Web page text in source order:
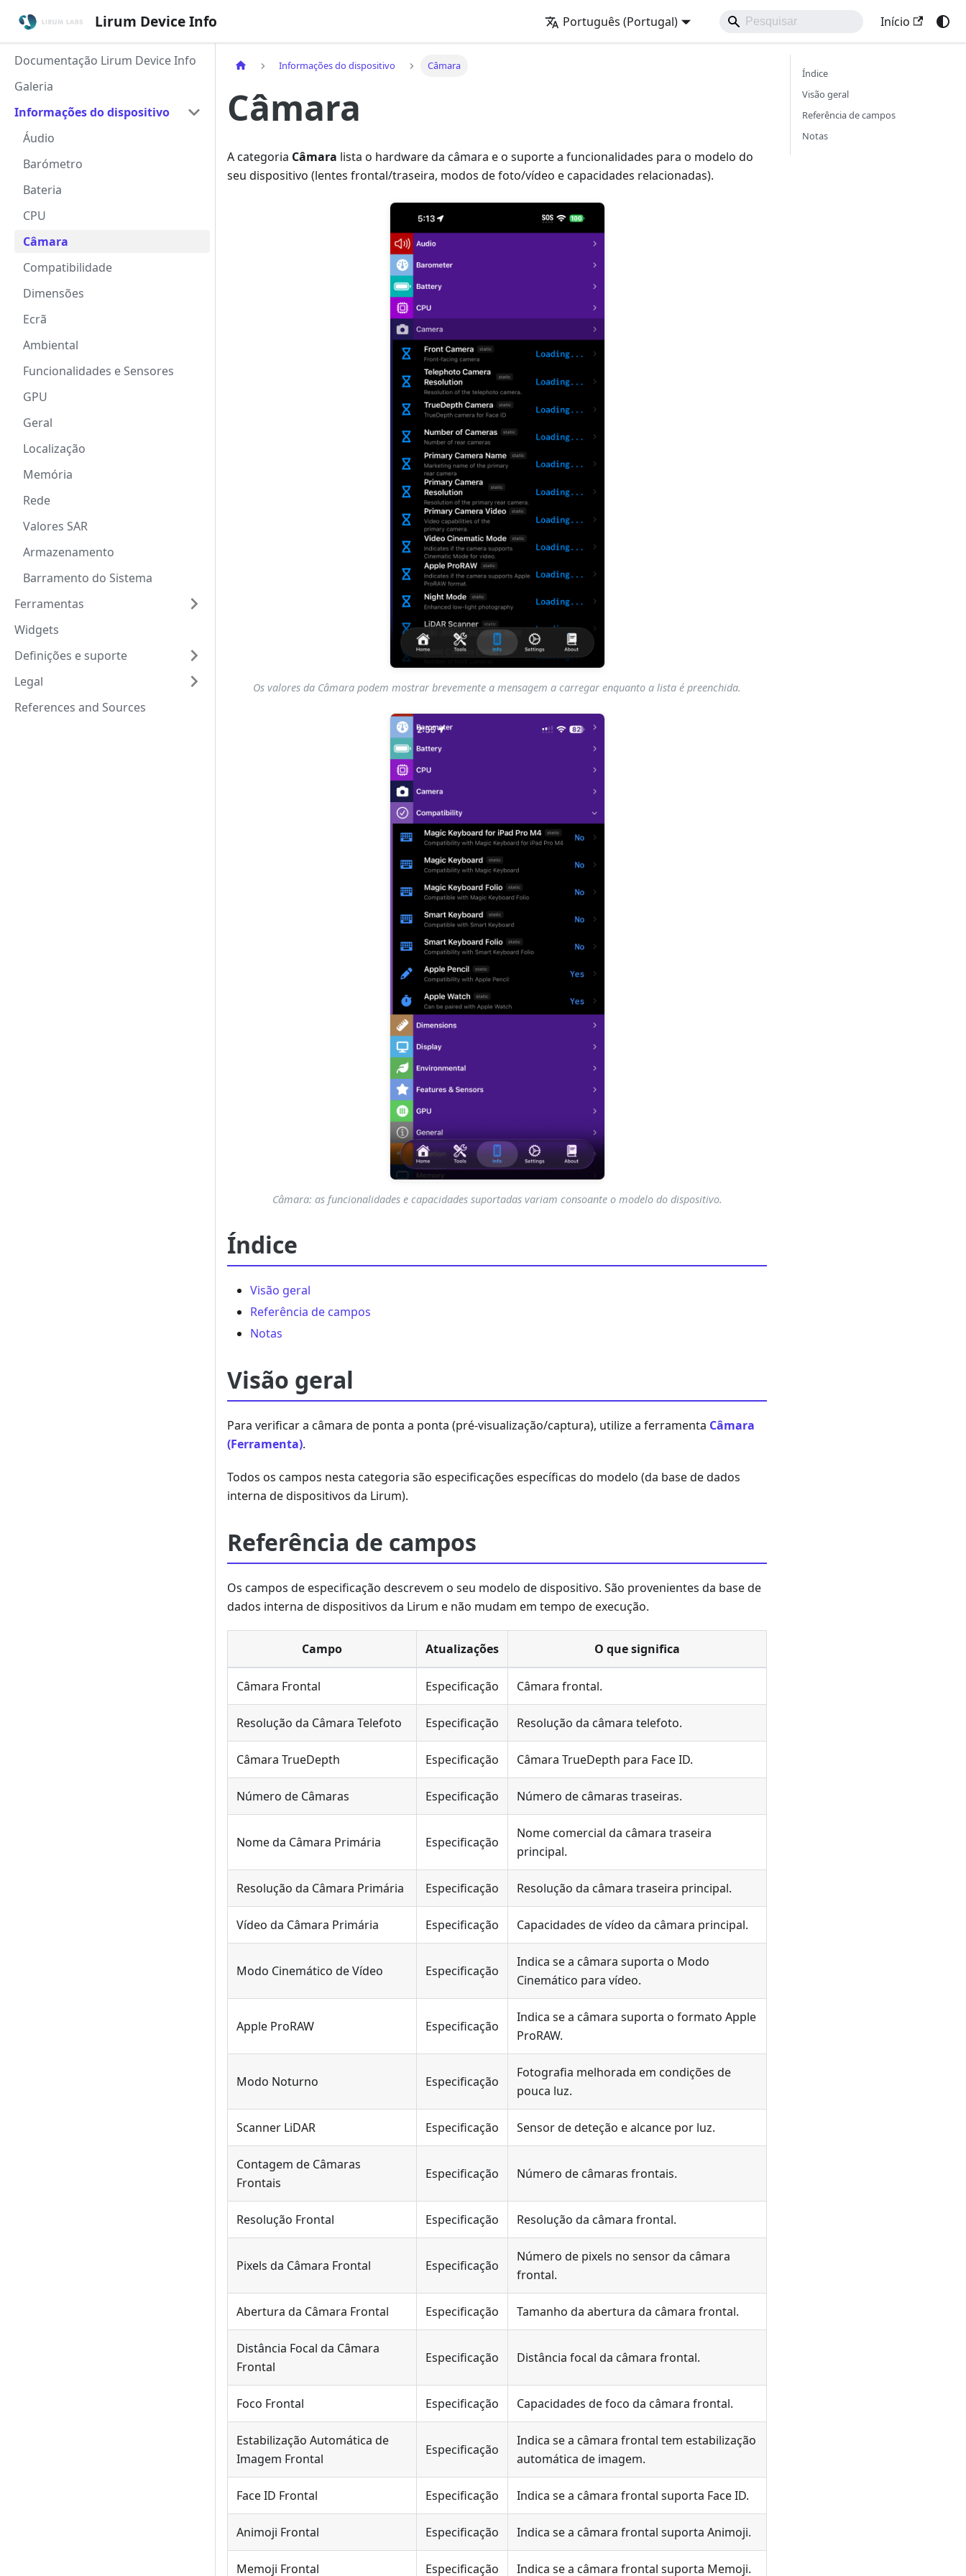
Lirum Device Info Português (Portugal) Início
Documentação Lirum Device Info
Galeria
Informações do dispositivo
Áudio
Barómetro
Bateria
CPU
Câmara
Compatibilidade
Dimensões
Ecrã
Ambiental
Funcionalidades e Sensores
GPU
Geral
Localização
Memória
Rede
Valores SAR
Armazenamento
Barramento do Sistema
Ferramentas
Widgets
Definições e suporte
Legal
References and Sources
Informações do dispositivo Câmara
Câmara
A categoria Câmara lista o hardware da câmara e o suporte a funcionalidades para o modelo do
seu dispositivo (lentes frontal/traseira, modos de foto/vídeo e capacidades relacionadas).
Os valores da Câmara podem mostrar brevemente a mensagem a carregar enquanto a lista é preenchida.
Câmara: as funcionalidades e capacidades suportadas variam consoante o modelo do dispositivo.
Índice
Visão geral
Referência de campos
Notas
Visão geral
Para verificar a câmara de ponta a ponta (pré-visualização/captura), utilize a ferramenta Câmara
(Ferramenta).
Todos os campos nesta categoria são especificações específicas do modelo (da base de dados
interna de dispositivos da Lirum).
Referência de campos
Os campos de especificação descrevem o seu modelo de dispositivo. São provenientes da base de
dados interna de dispositivos da Lirum e não mudam em tempo de execução.
Campo Atualizações O que significa
Câmara Frontal Especificação Câmara frontal.
Resolução da Câmara Telefoto Especificação Resolução da câmara telefoto.
Câmara TrueDepth Especificação Câmara TrueDepth para Face ID.
Número de Câmaras Especificação Número de câmaras traseiras.
Nome da Câmara Primária Especificação
Nome comercial da câmara traseira
principal.
Resolução da Câmara Primária Especificação Resolução da câmara traseira principal.
Vídeo da Câmara Primária Especificação Capacidades de vídeo da câmara principal.
Modo Cinemático de Vídeo Especificação
Indica se a câmara suporta o Modo
Cinemático para vídeo.
Apple ProRAW Especificação
Indica se a câmara suporta o formato Apple
ProRAW.
Modo Noturno Especificação
Fotografia melhorada em condições de
pouca luz.
Scanner LiDAR Especificação Sensor de deteção e alcance por luz.
Contagem de Câmaras
Frontais
Especificação Número de câmaras frontais.
Resolução Frontal Especificação Resolução da câmara frontal.
Pixels da Câmara Frontal Especificação
Número de pixels no sensor da câmara
frontal.
Abertura da Câmara Frontal Especificação Tamanho da abertura da câmara frontal.
Distância Focal da Câmara
Frontal
Especificação Distância focal da câmara frontal.
Foco Frontal Especificação Capacidades de foco da câmara frontal.
Estabilização Automática de
Imagem Frontal
Especificação
Indica se a câmara frontal tem estabilização
automática de imagem.
Face ID Frontal Especificação Indica se a câmara frontal suporta Face ID.
Animoji Frontal Especificação Indica se a câmara frontal suporta Animoji.
Memoji Frontal Especificação Indica se a câmara frontal suporta Memoji.
Índice
Visão geral
Referência de campos
Notas